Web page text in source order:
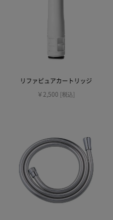
リファピュアカートリッジ
￥2,500 [税込]